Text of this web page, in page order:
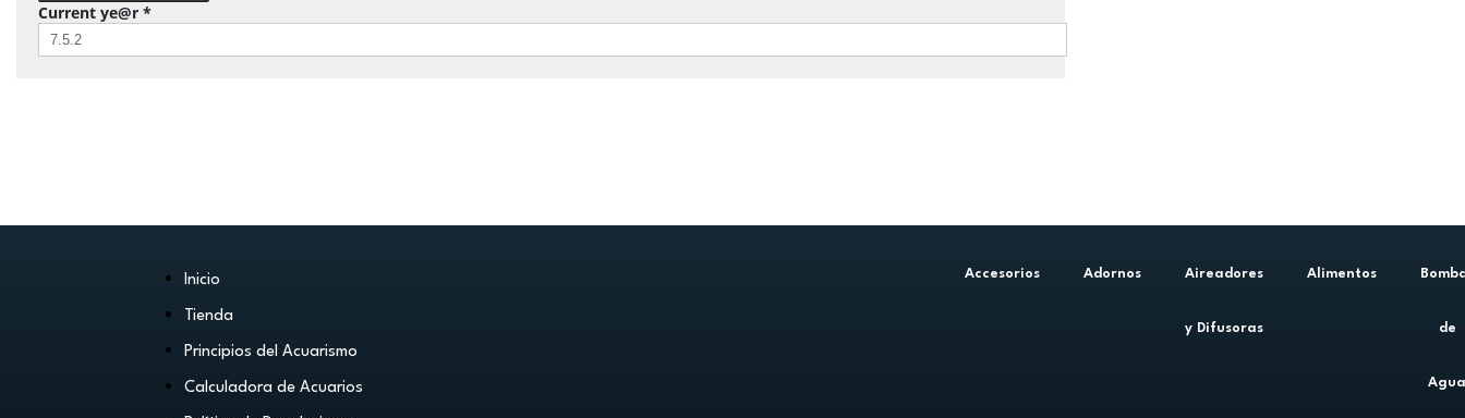
Current ye@r *
Inicio
Tienda
Principios del Acuarismo
Calculadora de Acuarios
Accesorios Adornos Aireadores
y Difusoras
Alimentos
de